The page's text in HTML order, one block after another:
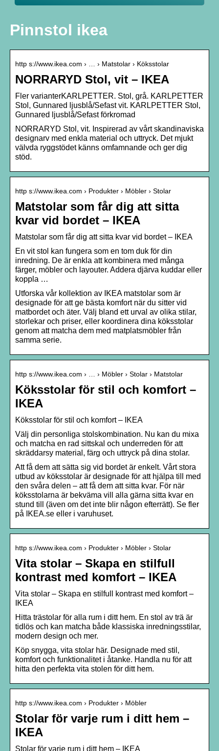
Pinnstol ikea
http s://www.ikea.com › … › Matstolar › Köksstolar
NORRARYD Stol, vit – IKEA
Fler varianterKARLPETTER. Stol, grå. KARLPETTER
Stol, Gunnared ljusblå/Sefast vit. KARLPETTER Stol,
Gunnared ljusblå/Sefast förkromad
NORRARYD Stol, vit. Inspirerad av vårt skandinaviska
designarv med enkla material och uttryck. Det mjukt
välvda ryggstödet känns omfamnande och ger dig
stöd.
http s://www.ikea.com › Produkter › Möbler › Stolar
Matstolar som får dig att sitta
kvar vid bordet – IKEA
Matstolar som får dig att sitta kvar vid bordet – IKEA
En vit stol kan fungera som en tom duk för din
inredning. De är enkla att kombinera med många
färger, möbler och layouter. Addera djärva kuddar eller
koppla …
Utforska vår kollektion av IKEA matstolar som är
designade för att ge bästa komfort när du sitter vid
matbordet och äter. Välj bland ett urval av olika stilar,
storlekar och priser, eller koordinera dina köksstolar
genom att matcha dem med matplatsmöbler från
samma serie.
http s://www.ikea.com › … › Möbler › Stolar › Matstolar
Köksstolar för stil och komfort –
IKEA
Köksstolar för stil och komfort – IKEA
Välj din personliga stolskombination. Nu kan du mixa
och matcha en rad sittskal och underreden för att
skräddarsy material, färg och uttryck på dina stolar.
Att få dem att sätta sig vid bordet är enkelt. Vårt stora
utbud av köksstolar är designade för att hjälpa till med
den svåra delen – att få dem att sitta kvar. För när
köksstolarna är bekväma vill alla gärna sitta kvar en
stund till (även om det inte blir någon efterrätt). Se fler
på IKEA.se eller i varuhuset.
http s://www.ikea.com › Produkter › Möbler › Stolar
Vita stolar – Skapa en stilfull
kontrast med komfort – IKEA
Vita stolar – Skapa en stilfull kontrast med komfort –
IKEA
Hitta trästolar för alla rum i ditt hem. En stol av trä är
tidlös och kan matcha både klassiska inredningsstilar,
modern design och mer.
Köp snygga, vita stolar här. Designade med stil,
komfort och funktionalitet i åtanke. Handla nu för att
hitta den perfekta vita stolen för ditt hem.
http s://www.ikea.com › Produkter › Möbler
Stolar för varje rum i ditt hem –
IKEA
Stolar för varje rum i ditt hem – IKEA